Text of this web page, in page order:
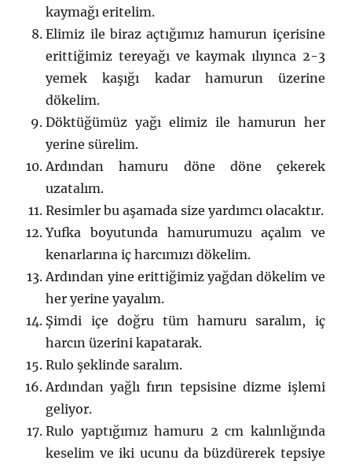
kaymağı eritelim.
Elimiz ile biraz açtığımız hamurun içerisine
erittiğimiz tereyağı ve kaymak ılıyınca 2-3
yemek kaşığı kadar hamurun üzerine
dökelim.
Döktüğümüz yağı elimiz ile hamurun her
yerine sürelim.
Ardından hamuru döne döne çekerek
uzatalım.
Resimler bu aşamada size yardımcı olacaktır.
Yufka boyutunda hamurumuzu açalım ve
kenarlarına iç harcımızı dökelim.
Ardından yine erittiğimiz yağdan dökelim ve
her yerine yayalım.
Şimdi içe doğru tüm hamuru saralım, iç
harcın üzerini kapatarak.
Rulo şeklinde saralım.
Ardından yağlı fırın tepsisine dizme işlemi
geliyor.
Rulo yaptığımız hamuru 2 cm kalınlığında
keselim ve iki ucunu da büzdürerek tepsiye